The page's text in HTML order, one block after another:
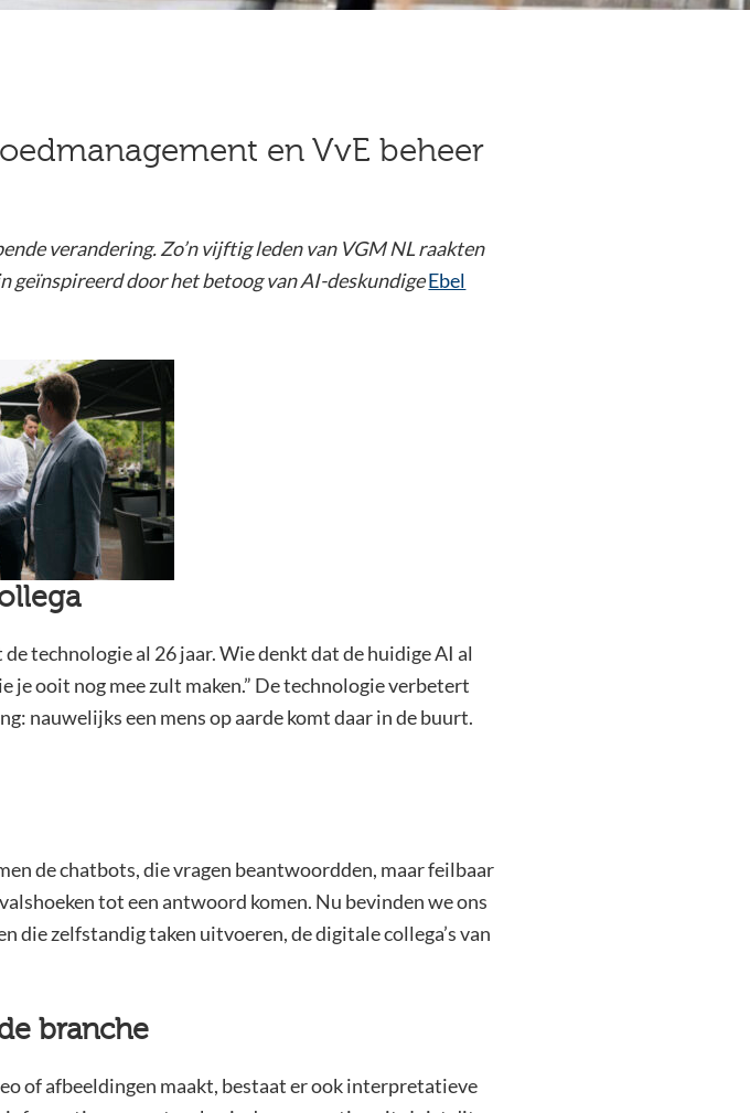
en VvE beheer
verandering. Zo’n vijftig leden van VGM NL raakten
geïnspireerd door het betoog van AI-deskundigeEbel
technologie al 26 jaar. Wie denkt dat de huidige AI al
je ooit nog mee zult maken.” De technologie verbetert
nauwelijks een mens op aarde komt daar in de buurt.
de chatbots, die vragen beantwoordden, maar feilbaar
tot een antwoord komen. Nu bevinden we ons
die zelfstandig taken uitvoeren, de digitale collega’s van
branche
of afbeeldingen maakt, bestaat er ook interpretatieve